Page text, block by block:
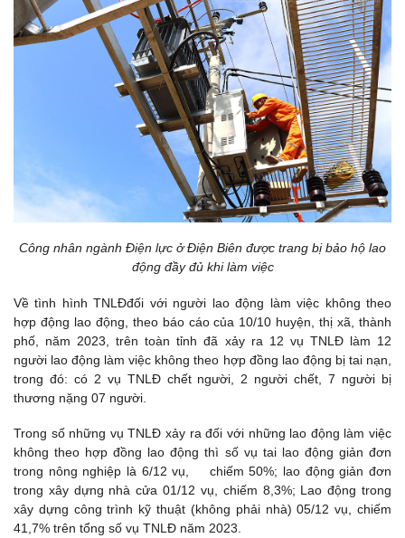
Công nhân ngành Điện lực ở Điện Biên được trang bị bảo hộ lao
động đầy đủ khi làm việc
Về tình hình TNLĐđối với người lao động làm việc không theo
hợp động lao động, theo báo cáo của 10/10 huyện, thị xã, thành
phố, năm 2023, trên toàn tỉnh đã xảy ra 12 vụ TNLĐ làm 12
người lao động làm việc không theo hợp đồng lao động bị tai nạn,
trong đó: có 2 vụ TNLĐ chết người, 2 người chết, 7 người bị
thương nặng 07 người.
Trong số những vụ TNLĐ xảy ra đối với những lao động làm việc
không theo hợp đồng lao động thì số vụ tai lao động giản đơn
trong nông nghiệp là 6/12 vụ, chiếm 50%; lao động giản đơn
trong xây dựng nhà cửa 01/12 vụ, chiếm 8,3%; Lao động trong
xây dựng công trình kỹ thuật (không phải nhà) 05/12 vụ, chiếm
41,7% trên tổng số vụ TNLĐ năm 2023.